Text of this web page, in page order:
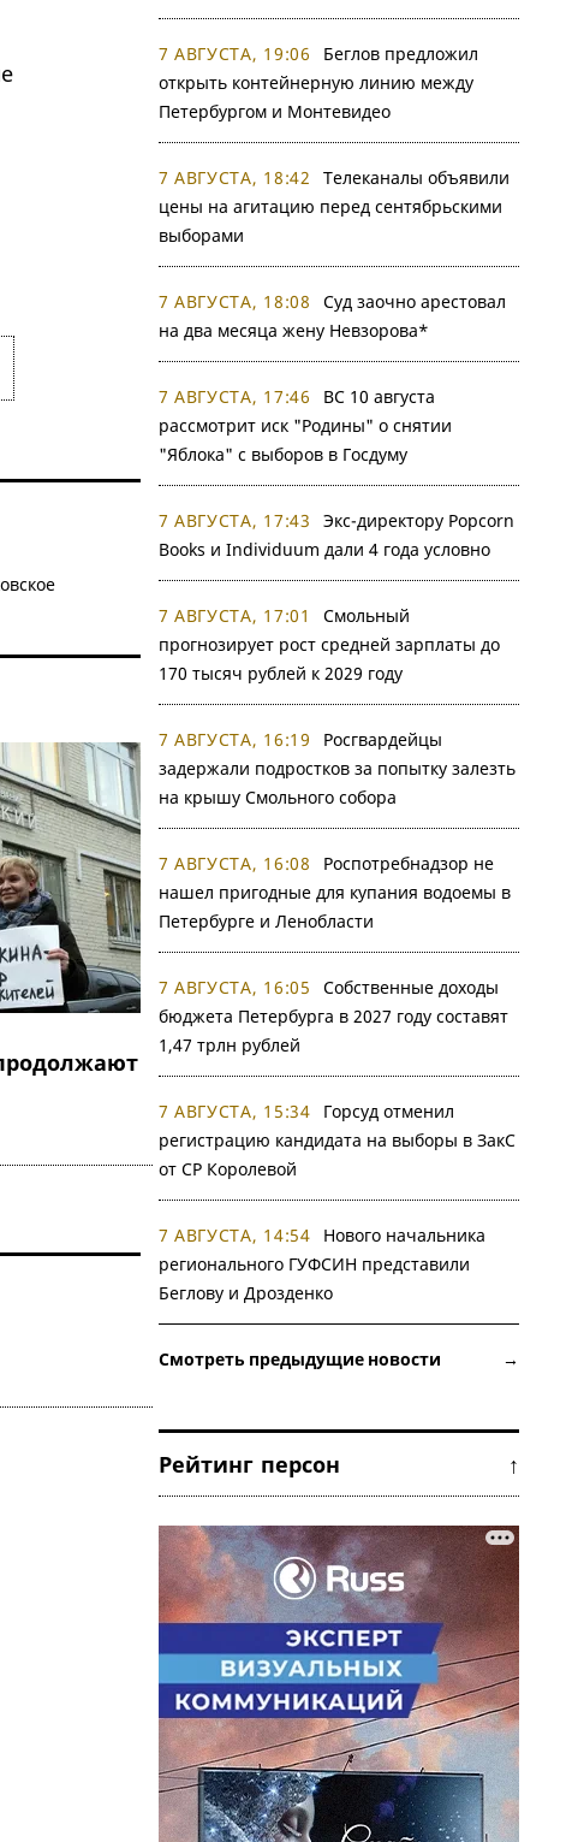
7 АВГУСТА, 19:06
Беглов предложил
открыть контейнерную линию между
Петербургом и Монтевидео
7 АВГУСТА, 18:42
Телеканалы объявили
цены на агитацию перед сентябрьскими
выборами
7 АВГУСТА, 18:08
Суд заочно арестовал
на два месяца жену Невзорова*
7 АВГУСТА, 17:46
ВС 10 августа
рассмотрит иск "Родины" о снятии
"Яблока" с выборов в Госдуму
7 АВГУСТА, 17:43
Экс-директору Popcorn
Books и Individuum дали 4 года условно
7 АВГУСТА, 17:01
Смольный
прогнозирует рост средней зарплаты до
170 тысяч рублей к 2029 году
7 АВГУСТА, 16:19
Росгвардейцы
задержали подростков за попытку залезть
на крышу Смольного собора
7 АВГУСТА, 16:08
Роспотребнадзор не
нашел пригодные для купания водоемы в
Петербурге и Ленобласти
7 АВГУСТА, 16:05
Собственные доходы
бюджета Петербурга в 2027 году составят
1,47 трлн рублей
7 АВГУСТА, 15:34
Горсуд отменил
регистрацию кандидата на выборы в ЗакС
от СР Королевой
7 АВГУСТА, 14:54
Нового начальника
регионального ГУФСИН представили
Беглову и Дрозденко
Смотреть предыдущие новости →
Рейтинг персон ↑